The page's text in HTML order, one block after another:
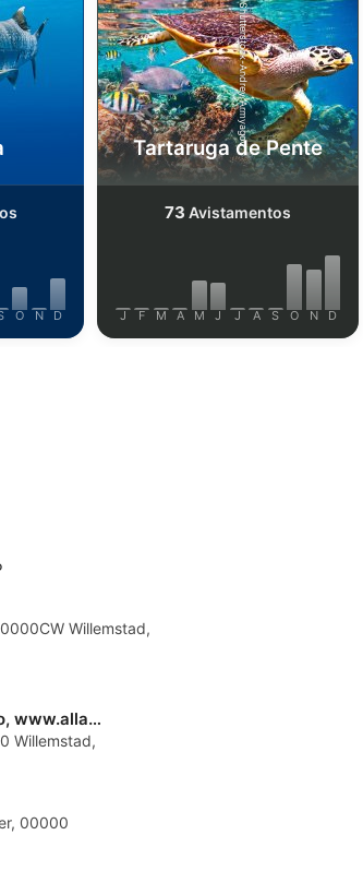
O N D
Shutterstock-Andrey Armyagov
Tartaruga de Pente
73 Avistamentos
J F M A M J J A S O N D
Willemstad,
All About Scuba Curacao, www.allaboutscuba.nl
Willemstad,
00000